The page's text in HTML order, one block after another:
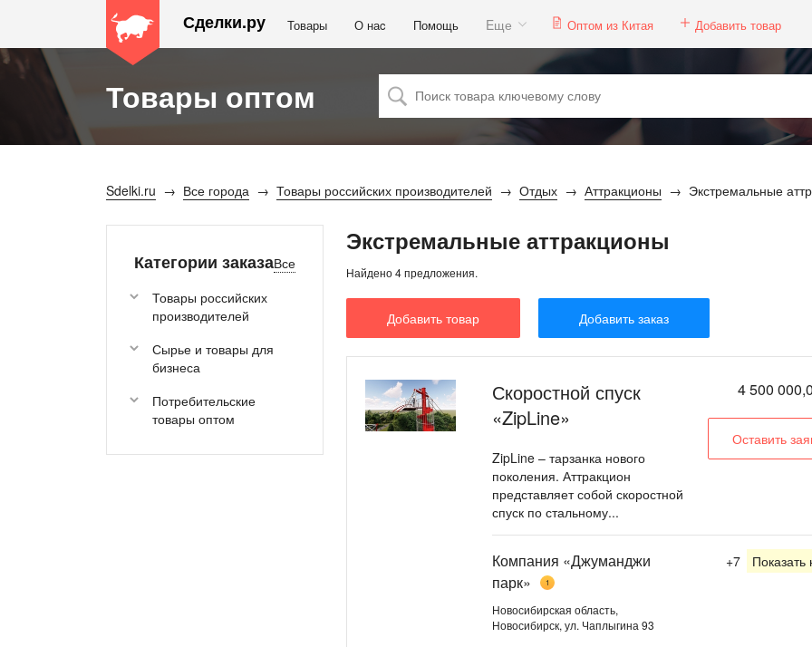
Сделки.ру Товары О наc Помощь Eще Оптом из Китая Добавить товар
Товары оптом
Sdelki.ru Все города Товары российских производителей Отдых Аттракционы Экстремальные
Категории заказаВсе
Товары российских
производителей
Сырье и товары для
бизнеса
Потребительские
товары оптом
Экстремальные аттракционы
Найдено 4 предложения.
Добавить товар Добавить заказ
Скоростной спуск
«ZipLine»
ZipLine – тарзанка нового
поколения. Аттракцион
представляет собой скоростной
спуск по стальному...
4 500
Оставить
Компания «Джуманджи
парк»
1
Новосибирская область,
Новосибирск, ул. Чаплыгина 93
+7